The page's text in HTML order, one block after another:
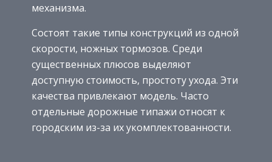
механизма.
Состоят такие типы конструкций из одной
скорости, ножных тормозов. Среди
существенных плюсов выделяют
доступную стоимость, простоту ухода. Эти
качества привлекают модель. Часто
отдельные дорожные типажи относят к
городским из-за их укомплектованности.